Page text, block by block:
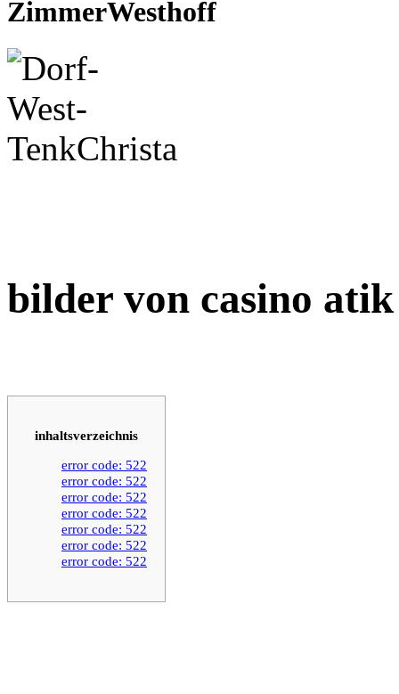
bilder von casino
inhaltsverzeichnis
error code: 522
error code: 522
error code: 522
error code: 522
error code: 522
error code: 522
error code: 522